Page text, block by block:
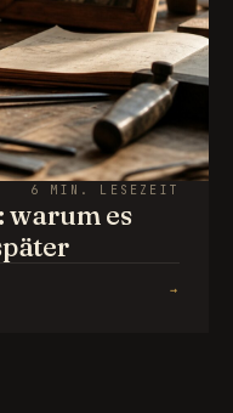
6 MIN. LESEZEIT
es
→